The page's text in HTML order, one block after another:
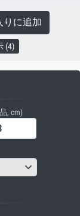
に追加
(4)
, cm)